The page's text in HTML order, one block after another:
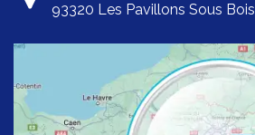
93320 Les Pavillons Sous Bois